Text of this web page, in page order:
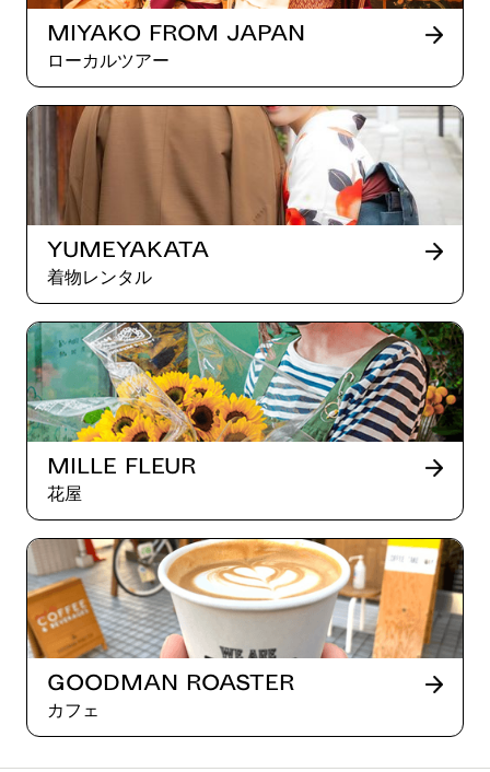
Miyako from Japan
ローカルツアー
Yumeyakata
着物レンタル
Mille Fleur
花屋
Goodman Roaster
カフェ